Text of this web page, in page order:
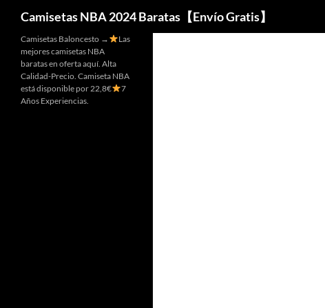
Camisetas NBA 2024 Baratas【Envío Gratis】
Camisetas Baloncesto →
Las
mejores camisetas NBA
baratas en oferta aquí. Alta
Calidad-Precio. Camiseta NBA
está disponible por 22,8€
7
Años Experiencias.